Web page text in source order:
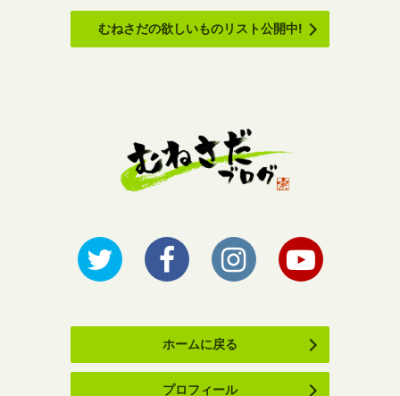
むねさだの欲しいものリスト公開中!
ホームに戻る
プロフィール